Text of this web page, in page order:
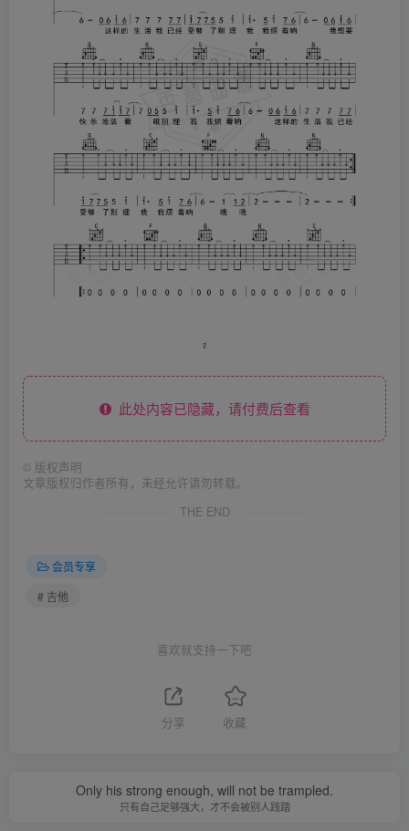
此处内容已隐藏，请付费后查看
© 版权声明
文章版权归作者所有，未经允许请勿转载。
THE END
会员专享
# 吉他
喜欢就支持一下吧
分享 收藏
Only his strong enough, will not be trampled.
只有自己足够强大，才不会被别人践踏